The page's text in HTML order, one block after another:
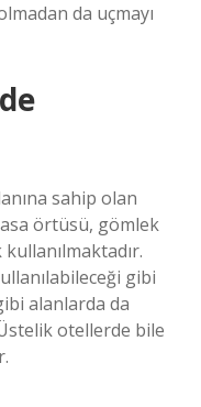
da uçmayı
sahip olan
örtüsü, gömlek
gibi
alanlarda da
otellerde bile